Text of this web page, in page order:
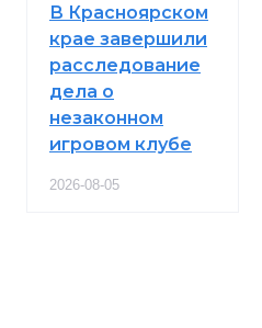
В Красноярском
крае завершили
расследование
дела о
незаконном
игровом клубе
2026-08-05